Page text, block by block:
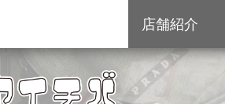
店舗紹介